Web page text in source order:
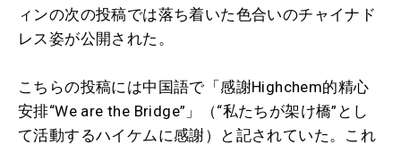
ィンの次の投稿では落ち着いた色合いのチャイナド
レス姿が公開された。
こちらの投稿には中国語で「感謝Highchem的精心
安排“We are the Bridge”」（“私たちが架け橋”とし
て活動するハイケムに感謝）と記されていた。これ